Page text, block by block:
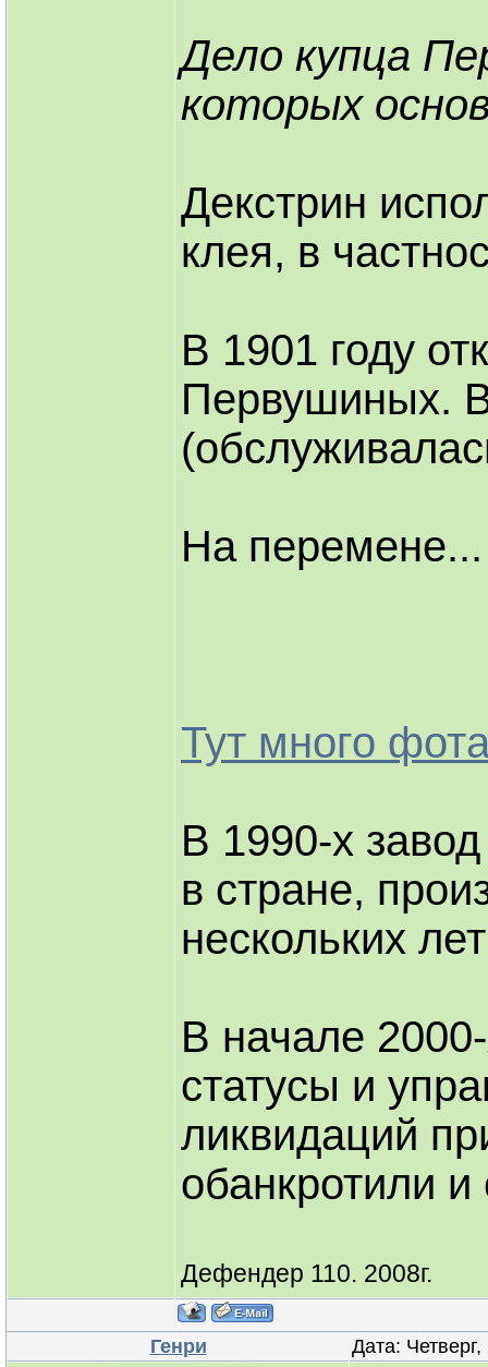
Дело купца
которых
Декстрин
клея, в
В 1901 году
Первушиных.
На перемене...
Тут много
В 1990-х
в стране,
нескольких
В начале
статусы и
ликвидаций
обанкротили
Дефендер 110. 2008г.
Генри Дата: